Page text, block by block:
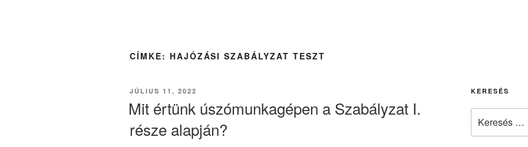
CÍMKE: HAJÓZÁSI SZABÁLYZAT TESZT
BEKÜLDVE:
JÚLIUS 11, 2022
Mit értünk úszómunkagépen a Szabályzat I.
része alapján?
KERESÉS
következő